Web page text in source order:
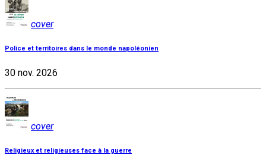
cover
Police et territoires dans le monde napoléonien
30 nov. 2026
cover
Religieux et religieuses face à la guerre